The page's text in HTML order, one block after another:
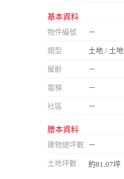
基本資料
物件編號 －
類型 土地 / 土地
屋齡 －
電梯 －
社區 －
謄本資料
建物總坪數 －
土地坪數 約81.07坪